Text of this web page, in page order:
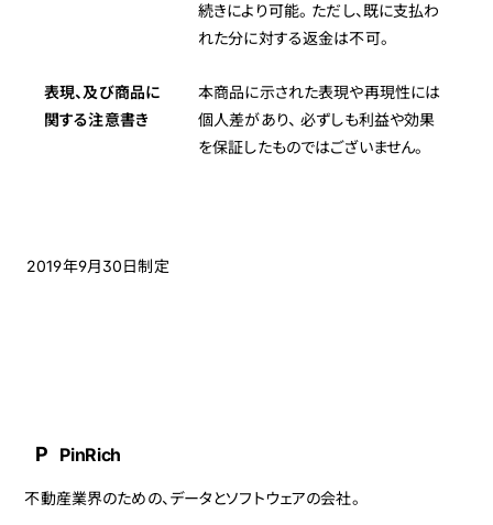
続きにより可能。 ただし、既に支払わ
れた分に対する返金は不可。
表現、及び商品に
関する注意書き
本商品に示された表現や再現性には
個人差があり、 必ずしも利益や効果
を保証したものではございません。
2019年9月30日制定
P PinRich
不動産業界のための、データとソフトウェアの会社。